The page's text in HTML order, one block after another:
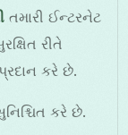
તમારી ઈન્ટરનેટ
રીતે
કરે છે.
કરે છે.